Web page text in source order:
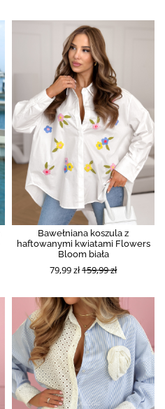
Bawełniana koszula z
haftowanymi kwiatami Flowers
Bloom biała
79,99 zł159,99 zł